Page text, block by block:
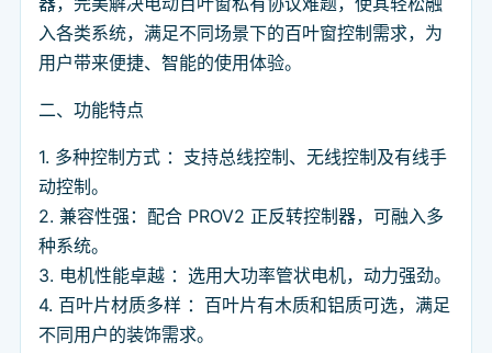
入各类系统，满足不同场景下的百叶窗控制需求，为
用户带来便捷、智能的使用体验。
二、功能特点
1. 多种控制方式 ：支持总线控制、无线控制及有线手
动控制。
2. 兼容性强：配合 PROV2 正反转控制器，可融入多
种系统。
3. 电机性能卓越 ：选用大功率管状电机，动力强劲。
4. 百叶片材质多样 ：百叶片有木质和铝质可选，满足
不同用户的装饰需求。